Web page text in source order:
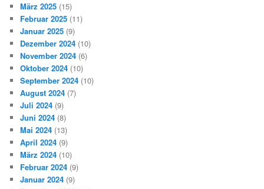
März 2025 (15)
Februar 2025 (11)
Januar 2025 (9)
Dezember 2024 (10)
November 2024 (6)
Oktober 2024 (10)
September 2024 (10)
August 2024 (7)
Juli 2024 (9)
Juni 2024 (8)
Mai 2024 (13)
April 2024 (9)
März 2024 (10)
Februar 2024 (9)
Januar 2024 (9)